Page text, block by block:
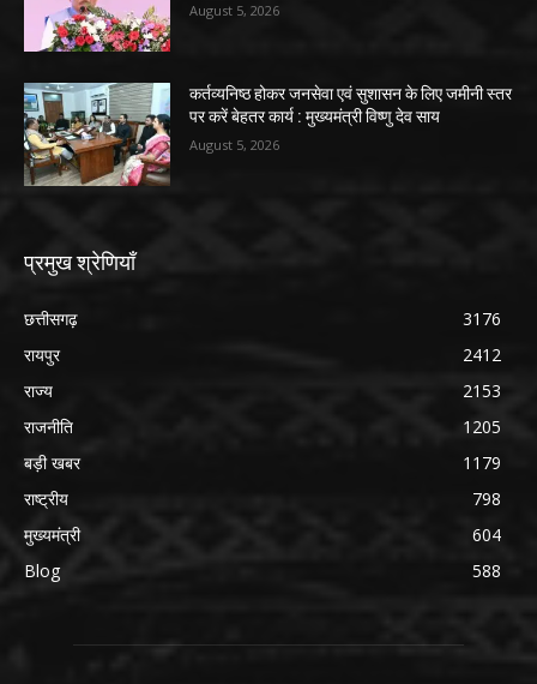
August 5, 2026
कर्तव्यनिष्ठ होकर जनसेवा एवं सुशासन के लिए जमीनी स्तर
पर करें बेहतर कार्य : मुख्यमंत्री विष्णु देव साय
August 5, 2026
प्रमुख श्रेणियाँ
छत्तीसगढ़
3176
रायपुर
2412
राज्य
2153
राजनीति
1205
बड़ी खबर
1179
राष्ट्रीय
798
मुख्यमंत्री
604
Blog
588